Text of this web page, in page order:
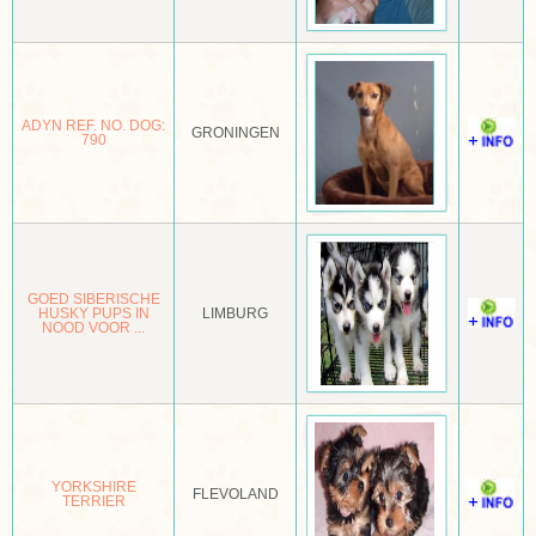
GROENLANDSE HOND
GROTE MÜNSTERLÄNDER
HEIDEWACHTEL
ADYN REF. NO. DOG:
790
GRONINGEN
GOED SIBERISCHE
HUSKY PUPS IN
NOOD VOOR ...
LIMBURG
YORKSHIRE
TERRIER
FLEVOLAND